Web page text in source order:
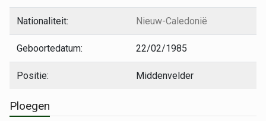
Nationaliteit: Nieuw-Caledonië
Geboortedatum: 22/02/1985
Positie: Middenvelder
Ploegen